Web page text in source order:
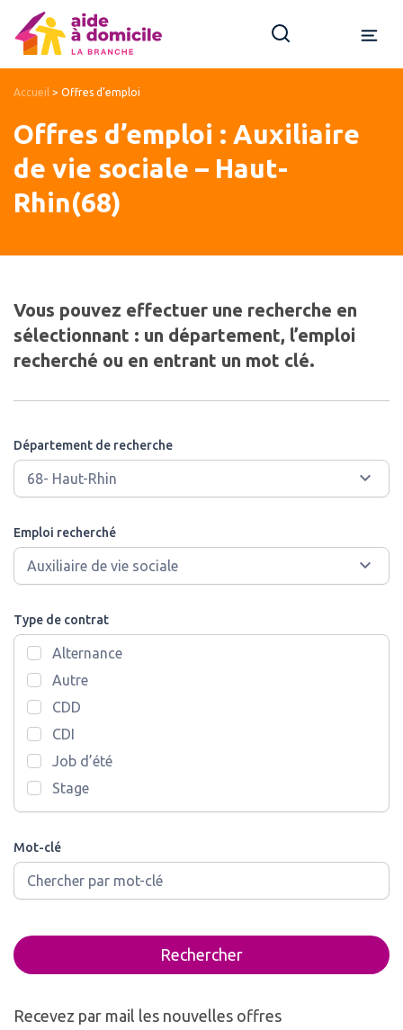
Accueil > Offres d’emploi
Offres d’emploi : Auxiliaire
de vie sociale – Haut-
Rhin(68)
Vous pouvez effectuer une recherche en
sélectionnant : un département, l’emploi
recherché ou en entrant un mot clé.
Département de recherche
Emploi recherché
Type de contrat
Alternance
Autre
CDD
CDI
Job d’été
Stage
Mot-clé
Rechercher
Recevez par mail les nouvelles offres